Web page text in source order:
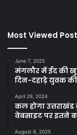
Most Viewed
June 7, 2025
मंगलौर में ईद की
दिन-दहाड़े युवक
April 29, 2024
कल होगा उत्तराखंड
वेबसाइट पर इतने
August 6, 2025